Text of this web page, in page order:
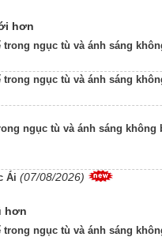
hơn
trong ngục tù và ánh sáng
trong ngục tù và ánh sáng
ngục tù và ánh sáng không
Ái (07/08/2026)
hơn
trong ngục tù và ánh sáng